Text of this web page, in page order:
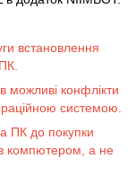
встановлення
можливі конфлікти
системою.
ПК до покупки
компютером, а не